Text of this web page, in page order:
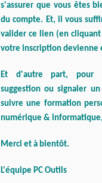
s'assurer que vous êtes
du compte. Et, il vous
valider ce lien (en cliquant
votre inscription devienne
Et d'autre part, pour
suggestion ou signaler
suivre une formation
numérique &
Merci et à bientôt.
L'équipe PC Outils